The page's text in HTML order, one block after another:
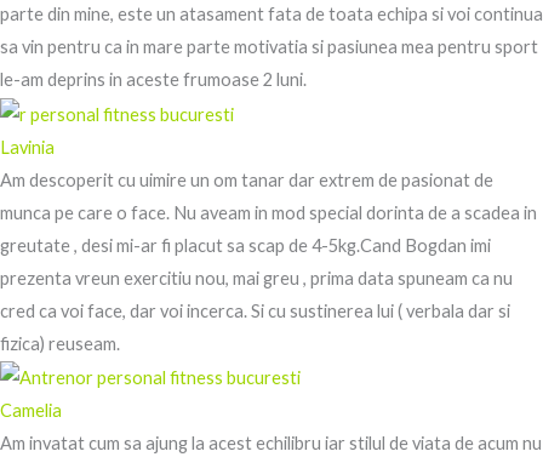
parte din mine, este un atasament fata de toata echipa si voi continua
sa vin pentru ca in mare parte motivatia si pasiunea mea pentru sport
le-am deprins in aceste frumoase 2 luni.
Lavinia
Am descoperit cu uimire un om tanar dar extrem de pasionat de
munca pe care o face. Nu aveam in mod special dorinta de a scadea in
greutate , desi mi-ar fi placut sa scap de 4-5kg.Cand Bogdan imi
prezenta vreun exercitiu nou, mai greu , prima data spuneam ca nu
cred ca voi face, dar voi incerca. Si cu sustinerea lui ( verbala dar si
fizica) reuseam.
Camelia
Am invatat cum sa ajung la acest echilibru iar stilul de viata de acum nu